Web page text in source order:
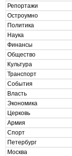
Репортажи
Остроумно
Политика
Наука
Финансы
Общество
Культура
Транспорт
События
Власть
Экономика
Церковь
Армия
Спорт
Петербург
Москва